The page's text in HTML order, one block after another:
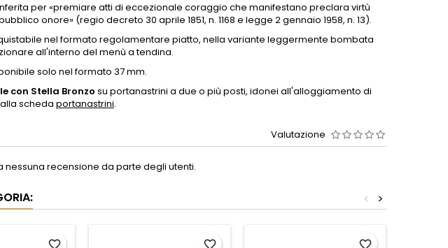
per «premiare atti di eccezionale coraggio che manifestano preclara virtù
onore» (regio decreto 30 aprile 1851, n. 1168 e legge 2 gennaio 1958, n. 13).
nel formato regolamentare piatto, nella variante leggermente bombata
all'interno del menù a tendina.
solo nel formato 37 mm.
con Stella Bronzo su portanastrini a due o più posti, idonei all'alloggiamento di
scheda portanastrini.
Valutazione
nessuna recensione da parte degli utenti.
>
<
favorite_border favorite_border favorite_border